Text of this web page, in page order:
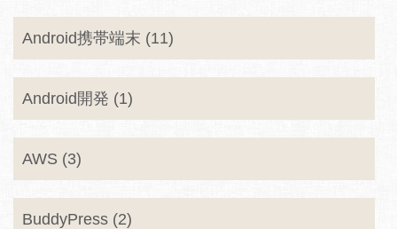
Android携帯端末 (11)
Android開発 (1)
AWS (3)
BuddyPress (2)